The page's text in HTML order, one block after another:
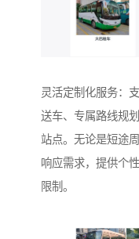
灵活定制化服务：
送车、专属路线规
站点。无论是短途
响应需求，提供个
限制。